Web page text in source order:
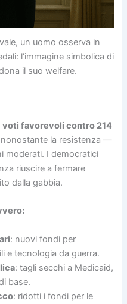
un uomo osserva in
l’immagine simbolica di
il suo welfare.
voti favorevoli contro 214
la resistenza —
moderati. I democratici
riuscire a fermare
dalla gabbia.
: nuovi fondi per
e tecnologia da guerra.
: tagli secchi a Medicaid,
base.
: ridotti i fondi per le